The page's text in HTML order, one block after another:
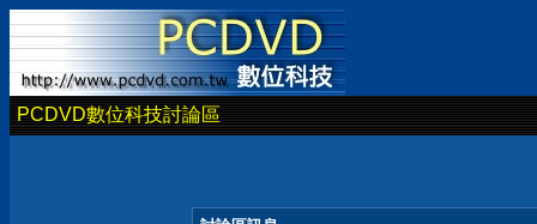
PCDVD數位科技討論區